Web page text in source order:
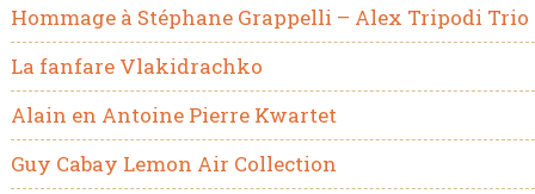
Hommage à Stéphane Grappelli – Alex Tripodi Trio
La fanfare Vlakidrachko
Alain en Antoine Pierre Kwartet
Guy Cabay Lemon Air Collection